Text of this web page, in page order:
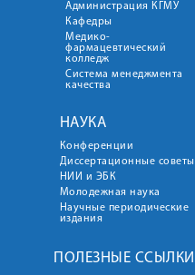
Администрация КГМУ
Кафедры
Медико-
фармацевтический
колледж
Система менеджмента
качества
НАУКА
Конференции
Диссертационные советы
НИИ и ЭБК
Молодежная наука
Научные периодические
издания
ПОЛЕЗНЫЕ ССЫЛКИ